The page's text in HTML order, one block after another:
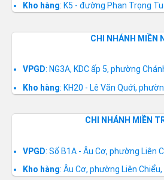
Kho hàng: K5 - đường Phan Trọng
CHI NHÁNH MIỀN
VPGD: NG3A, KDC ấp 5, phường
Kho hàng: KH20 - Lê Văn Quới,
CHI NHÁNH MIỀN
VPGD: Số B1A - Âu Cơ, phường Liên
Kho hàng: Âu Cơ, phường Liên